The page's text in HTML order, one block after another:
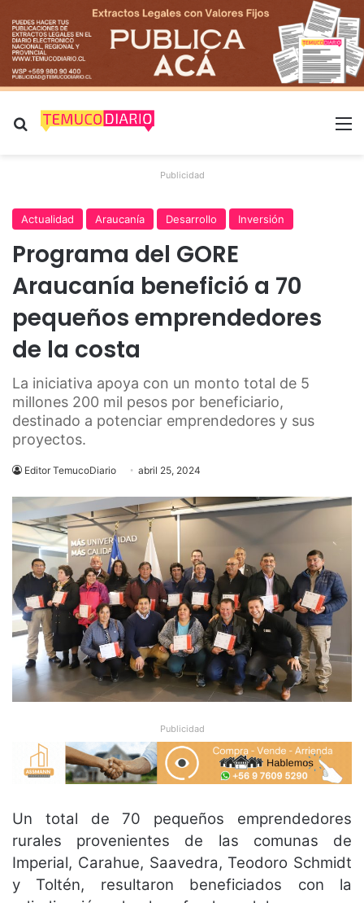
Buscar por
Publicidad
Actualidad Araucanía Desarrollo Inversión
Programa del GORE
Araucanía benefició a 70
pequeños emprendedores
de la costa
La iniciativa apoya con un monto total de 5
millones 200 mil pesos por beneficiario,
destinado a potenciar emprendedores y sus
proyectos.
Editor TemucoDiario abril 25, 2024
Publicidad
Un total de 70 pequeños emprendedores
rurales provenientes de las comunas de
Imperial, Carahue, Saavedra, Teodoro Schmidt
y Toltén, resultaron beneficiados con la